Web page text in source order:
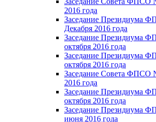
2016 года
Заседание Президиума
Декабря 2016 года
Заседание Президиума
октября 2016 года
Заседание Президиума
октября 2016 года
Заседание Совета ФПСО
2016 года
Заседание Президиума
октября 2016 года
Заседание Президиума
июня 2016 года